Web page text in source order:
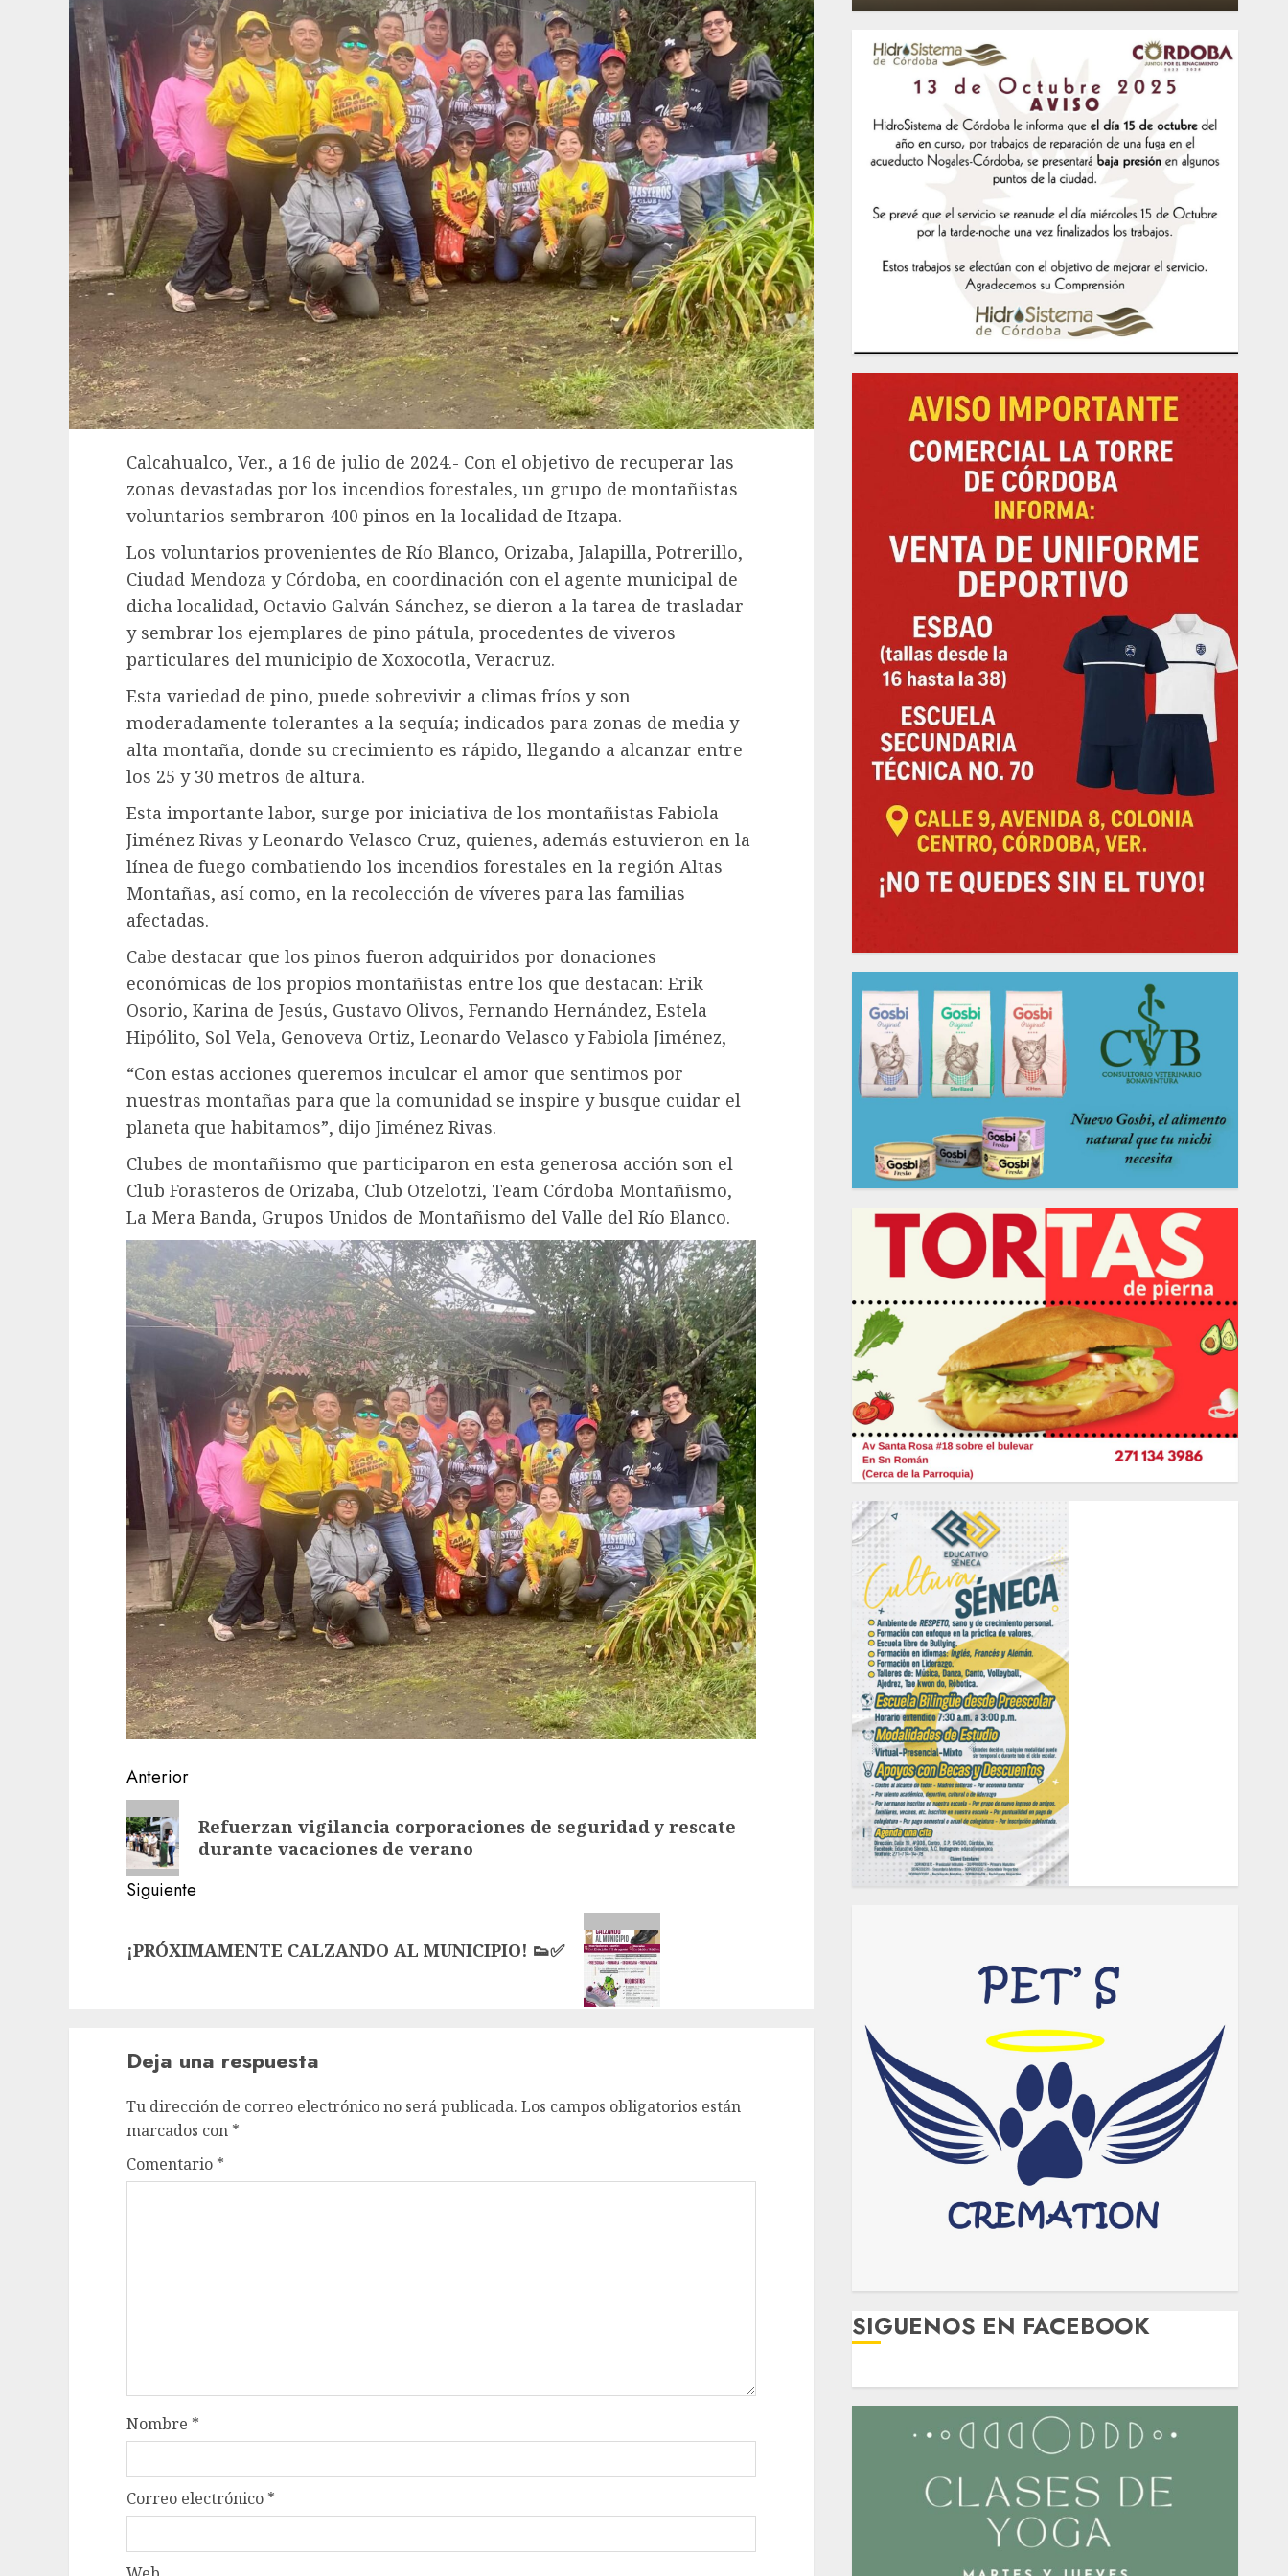
Calcahualco, Ver., a 16 de julio de 2024.- Con el objetivo de recuperar las
zonas devastadas por los incendios forestales, un grupo de montañistas
voluntarios sembraron 400 pinos en la localidad de Itzapa.
Los voluntarios provenientes de Río Blanco, Orizaba, Jalapilla, Potrerillo,
Ciudad Mendoza y Córdoba, en coordinación con el agente municipal de
dicha localidad, Octavio Galván Sánchez, se dieron a la tarea de trasladar
y sembrar los ejemplares de pino pátula, procedentes de viveros
particulares del municipio de Xoxocotla, Veracruz.
Esta variedad de pino, puede sobrevivir a climas fríos y son
moderadamente tolerantes a la sequía; indicados para zonas de media y
alta montaña, donde su crecimiento es rápido, llegando a alcanzar entre
los 25 y 30 metros de altura.
Esta importante labor, surge por iniciativa de los montañistas Fabiola
Jiménez Rivas y Leonardo Velasco Cruz, quienes, además estuvieron en la
línea de fuego combatiendo los incendios forestales en la región Altas
Montañas, así como, en la recolección de víveres para las familias
afectadas.
Cabe destacar que los pinos fueron adquiridos por donaciones
económicas de los propios montañistas entre los que destacan: Erik
Osorio, Karina de Jesús, Gustavo Olivos, Fernando Hernández, Estela
Hipólito, Sol Vela, Genoveva Ortiz, Leonardo Velasco y Fabiola Jiménez,
“Con estas acciones queremos inculcar el amor que sentimos por
nuestras montañas para que la comunidad se inspire y busque cuidar el
planeta que habitamos”, dijo Jiménez Rivas.
Clubes de montañismo que participaron en esta generosa acción son el
Club Forasteros de Orizaba, Club Otzelotzi, Team Córdoba Montañismo,
La Mera Banda, Grupos Unidos de Montañismo del Valle del Río Blanco.
Navegación
de
entradas
Anterior
Entrada
anterior:
Refuerzan vigilancia corporaciones de seguridad y rescate
durante vacaciones de verano
Siguiente
entrada:
¡PRÓXIMAMENTE CALZANDO AL MUNICIPIO! 👟✅
Deja una respuesta
Tu dirección de correo electrónico no será publicada. Los campos obligatorios están
marcados con *
Comentario *
Nombre *
Correo electrónico *
SIGUENOS EN FACEBOOK